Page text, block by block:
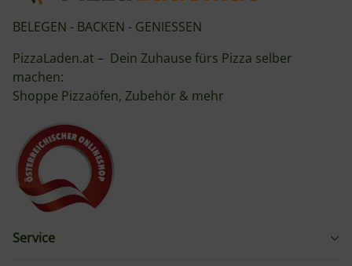
BELEGEN - BACKEN - GENIESSEN
PizzaLaden.at – Dein Zuhause fürs Pizza selber
machen:
Shoppe Pizzaöfen, Zubehör & mehr
Service